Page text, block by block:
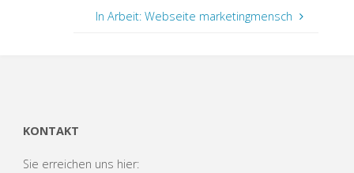
In Arbeit: Webseite marketingmensch
KONTAKT
Sie erreichen uns hier: